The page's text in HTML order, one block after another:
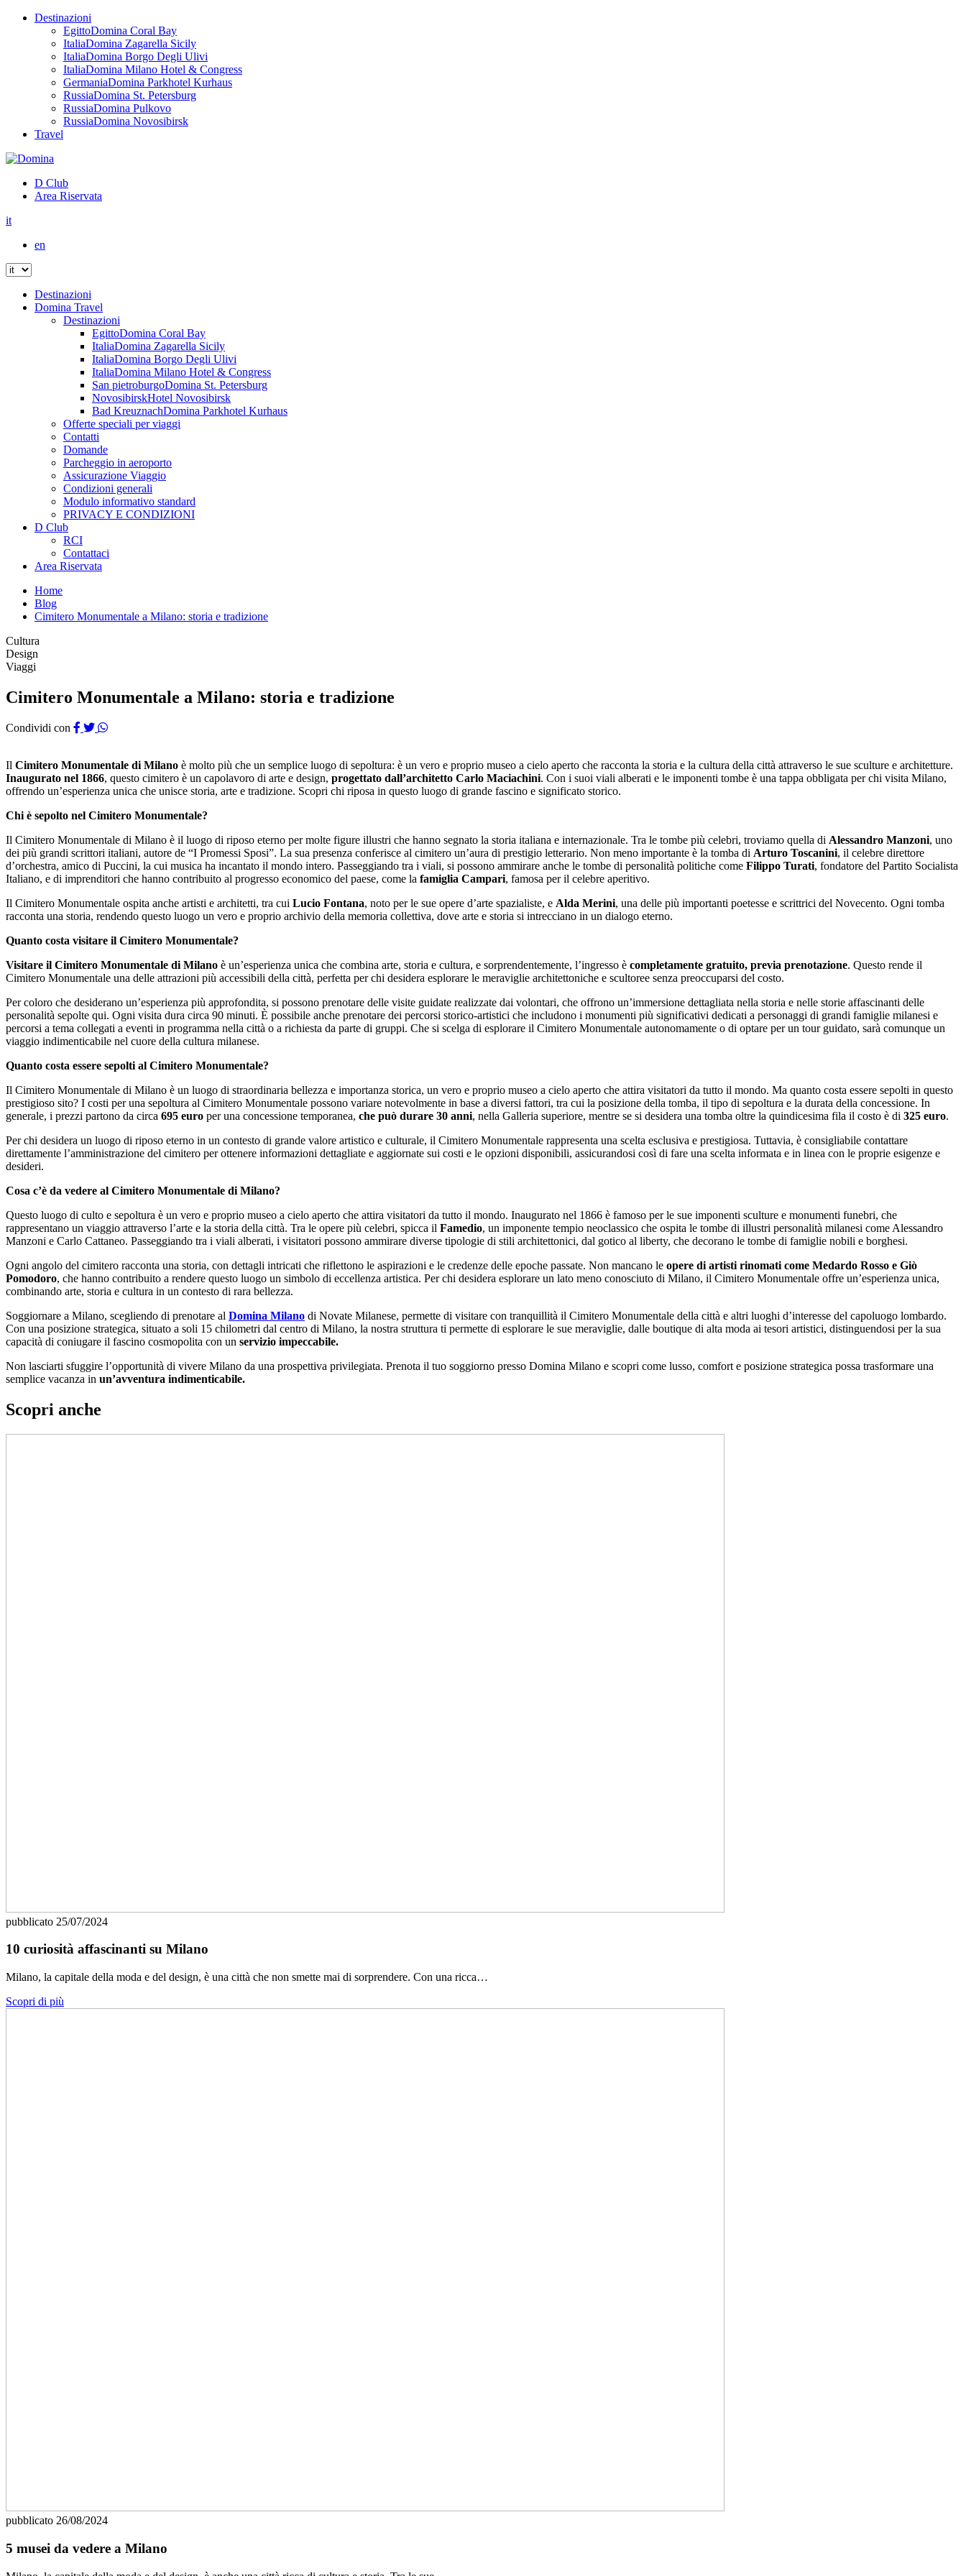
Destinazioni
EgittoDomina Coral Bay
ItaliaDomina Zagarella Sicily
ItaliaDomina Borgo Degli Ulivi
ItaliaDomina Milano Hotel & Congress
GermaniaDomina Parkhotel Kurhaus
RussiaDomina St. Petersburg
RussiaDomina Pulkovo
RussiaDomina Novosibirsk
Travel
D Club
Area Riservata
it
en
Destinazioni
Domina Travel
Destinazioni
EgittoDomina Coral Bay
ItaliaDomina Zagarella Sicily
ItaliaDomina Borgo Degli Ulivi
ItaliaDomina Milano Hotel & Congress
San pietroburgoDomina St. Petersburg
NovosibirskHotel Novosibirsk
Bad KreuznachDomina Parkhotel Kurhaus
Offerte speciali per viaggi
Contatti
Domande
Parcheggio in aeroporto
Assicurazione Viaggio
Condizioni generali
Modulo informativo standard
PRIVACY E CONDIZIONI
D Club
RCI
Contattaci
Area Riservata
Home
Blog
Cimitero Monumentale a Milano: storia e tradizione
Cultura
Design
Viaggi
Cimitero Monumentale a Milano: storia e tradizione
Condividi con
Il Cimitero Monumentale di Milano è molto più che un semplice luogo di sepoltura: è un vero e proprio museo a cielo aperto che racconta la storia e la cultura della città attraverso le sue sculture e architetture.
Inaugurato nel 1866, questo cimitero è un capolavoro di arte e design, progettato dall’architetto Carlo Maciachini. Con i suoi viali alberati e le imponenti tombe è una tappa obbligata per chi visita Milano,
offrendo un’esperienza unica che unisce storia, arte e tradizione. Scopri chi riposa in questo luogo di grande fascino e significato storico.
Chi è sepolto nel Cimitero Monumentale?
Il Cimitero Monumentale di Milano è il luogo di riposo eterno per molte figure illustri che hanno segnato la storia italiana e internazionale. Tra le tombe più celebri, troviamo quella di Alessandro Manzoni, uno
dei più grandi scrittori italiani, autore de “I Promessi Sposi”. La sua presenza conferisce al cimitero un’aura di prestigio letterario. Non meno importante è la tomba di Arturo Toscanini, il celebre direttore
d’orchestra, amico di Puccini, la cui musica ha incantato il mondo intero. Passeggiando tra i viali, si possono ammirare anche le tombe di personalità politiche come Filippo Turati, fondatore del Partito Socialista
Italiano, e di imprenditori che hanno contribuito al progresso economico del paese, come la famiglia Campari, famosa per il celebre aperitivo.
Il Cimitero Monumentale ospita anche artisti e architetti, tra cui Lucio Fontana, noto per le sue opere d’arte spazialiste, e Alda Merini, una delle più importanti poetesse e scrittrici del Novecento. Ogni tomba
racconta una storia, rendendo questo luogo un vero e proprio archivio della memoria collettiva, dove arte e storia si intrecciano in un dialogo eterno.
Quanto costa visitare il Cimitero Monumentale?
Visitare il Cimitero Monumentale di Milano è un’esperienza unica che combina arte, storia e cultura, e sorprendentemente, l’ingresso è completamente gratuito, previa prenotazione. Questo rende il
Cimitero Monumentale una delle attrazioni più accessibili della città, perfetta per chi desidera esplorare le meraviglie architettoniche e scultoree senza preoccuparsi del costo.
Per coloro che desiderano un’esperienza più approfondita, si possono prenotare delle visite guidate realizzate dai volontari, che offrono un’immersione dettagliata nella storia e nelle storie affascinanti delle
personalità sepolte qui. Ogni visita dura circa 90 minuti. È possibile anche prenotare dei percorsi storico-artistici che includono i monumenti più significativi dedicati a personaggi di grandi famiglie milanesi e
percorsi a tema collegati a eventi in programma nella città o a richiesta da parte di gruppi. Che si scelga di esplorare il Cimitero Monumentale autonomamente o di optare per un tour guidato, sarà comunque un
viaggio indimenticabile nel cuore della cultura milanese.
Quanto costa essere sepolti al Cimitero Monumentale?
Il Cimitero Monumentale di Milano è un luogo di straordinaria bellezza e importanza storica, un vero e proprio museo a cielo aperto che attira visitatori da tutto il mondo. Ma quanto costa essere sepolti in questo
prestigioso sito? I costi per una sepoltura al Cimitero Monumentale possono variare notevolmente in base a diversi fattori, tra cui la posizione della tomba, il tipo di sepoltura e la durata della concessione. In
generale, i prezzi partono da circa 695 euro per una concessione temporanea, che può durare 30 anni, nella Galleria superiore, mentre se si desidera una tomba oltre la quindicesima fila il costo è di 325 euro.
Per chi desidera un luogo di riposo eterno in un contesto di grande valore artistico e culturale, il Cimitero Monumentale rappresenta una scelta esclusiva e prestigiosa. Tuttavia, è consigliabile contattare
direttamente l’amministrazione del cimitero per ottenere informazioni dettagliate e aggiornate sui costi e le opzioni disponibili, assicurandosi così di fare una scelta informata e in linea con le proprie esigenze e
desideri.
Cosa c’è da vedere al Cimitero Monumentale di Milano?
Questo luogo di culto e sepoltura è un vero e proprio museo a cielo aperto che attira visitatori da tutto il mondo. Inaugurato nel 1866 è famoso per le sue imponenti sculture e monumenti funebri, che
rappresentano un viaggio attraverso l’arte e la storia della città. Tra le opere più celebri, spicca il Famedio, un imponente tempio neoclassico che ospita le tombe di illustri personalità milanesi come Alessandro
Manzoni e Carlo Cattaneo. Passeggiando tra i viali alberati, i visitatori possono ammirare diverse tipologie di stili architettonici, dal gotico al liberty, che decorano le tombe di famiglie nobili e borghesi.
Ogni angolo del cimitero racconta una storia, con dettagli intricati che riflettono le aspirazioni e le credenze delle epoche passate. Non mancano le opere di artisti rinomati come Medardo Rosso e Giò
Pomodoro, che hanno contribuito a rendere questo luogo un simbolo di eccellenza artistica. Per chi desidera esplorare un lato meno conosciuto di Milano, il Cimitero Monumentale offre un’esperienza unica,
combinando arte, storia e cultura in un contesto di rara bellezza.
Soggiornare a Milano, scegliendo di prenotare al Domina Milano di Novate Milanese, permette di visitare con tranquillità il Cimitero Monumentale della città e altri luoghi d’interesse del capoluogo lombardo.
Con una posizione strategica, situato a soli 15 chilometri dal centro di Milano, la nostra struttura ti permette di esplorare le sue meraviglie, dalle boutique di alta moda ai tesori artistici, distinguendosi per la sua
capacità di coniugare il fascino cosmopolita con un servizio impeccabile.
Non lasciarti sfuggire l’opportunità di vivere Milano da una prospettiva privilegiata. Prenota il tuo soggiorno presso Domina Milano e scopri come lusso, comfort e posizione strategica possa trasformare una
semplice vacanza in un’avventura indimenticabile.
Scopri anche
pubblicato 25/07/2024
10 curiosità affascinanti su Milano
Milano, la capitale della moda e del design, è una città che non smette mai di sorprendere. Con una ricca…
Scopri di più
pubblicato 26/08/2024
5 musei da vedere a Milano